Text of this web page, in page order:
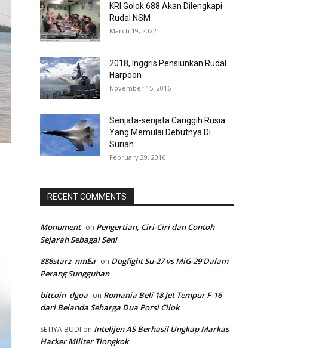
KRI Golok 688 Akan Dilengkapi
Rudal NSM
March 19, 2022
2018, Inggris Pensiunkan Rudal
Harpoon
November 15, 2016
Senjata-senjata Canggih Rusia
Yang Memulai Debutnya Di
Suriah
February 29, 2016
RECENT COMMENTS
Monument on Pengertian, Ciri-Ciri dan Contoh
Sejarah Sebagai Seni
888starz_nmEa on Dogfight Su-27 vs MiG-29 Dalam
Perang Sungguhan
bitcoin_dgoa on Romania Beli 18 Jet Tempur F-16
dari Belanda Seharga Dua Porsi Cilok
SETIYA BUDI on Intelijen AS Berhasil Ungkap Markas
Hacker Militer Tiongkok